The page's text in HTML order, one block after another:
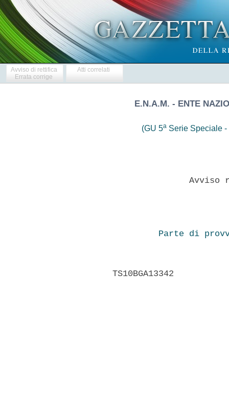
Avviso di rettifica
Errata corrige
Atti correlati
E.N.A.M. - ENTE
(GU 5aSerie Speciale -
Avviso
Parte di